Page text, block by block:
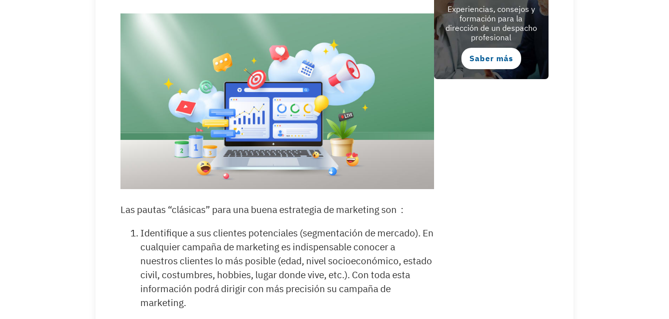
Las pautas “clásicas” para una buena estrategia de marketing son :
Identifique a sus clientes potenciales (segmentación de mercado). En
cualquier campaña de marketing es indispensable conocer a
nuestros clientes lo más posible (edad, nivel socioeconómico, estado
civil, costumbres, hobbies, lugar donde vive, etc.). Con toda esta
información podrá dirigir con más precisión su campaña de
marketing.
Experiencias, consejos y
formación para la
dirección de un despacho
profesional
Saber más